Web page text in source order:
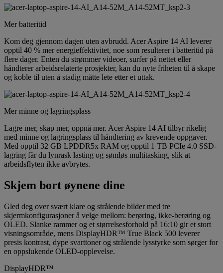
Mer batteritid
Kom deg gjennom dagen uten avbrudd. Acer Aspire 14 AI leverer
opptil 40 % mer energieffektivitet, noe som resulterer i batteritid på
flere dager. Enten du strømmer videoer, surfer på nettet eller
håndterer arbeidsrelaterte prosjekter, kan du nyte friheten til å skape
og koble til uten å stadig måtte lete etter et uttak.
Mer minne og lagringsplass
Lagre mer, skap mer, oppnå mer. Acer Aspire 14 AI tilbyr rikelig
med minne og lagringsplass til håndtering av krevende oppgaver.
Med opptil 32 GB LPDDR5x RAM og opptil 1 TB PCIe 4.0 SSD-
lagring får du lynrask lasting og sømløs multitasking, slik at
arbeidsflyten ikke avbrytes.
Skjem bort øynene dine
Gled deg over svært klare og strålende bilder med tre
skjermkonfigurasjoner å velge mellom: berøring, ikke-berøring og
OLED. Slanke rammer og et størrelsesforhold på 16:10 gir et stort
visningsområde, mens DisplayHDR™ True Black 500 leverer
presis kontrast, dype svarttoner og strålende lysstyrke som sørger for
en oppslukende OLED-opplevelse.
DisplayHDR™